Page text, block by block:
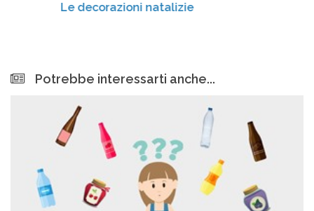
Le decorazioni natalizie
Potrebbe interessarti anche...